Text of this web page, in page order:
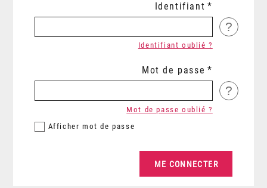
Identifiant
?
Identifiant oublié ?
Mot de passe
?
Afficher mot de passe
Mot de passe oublié ?